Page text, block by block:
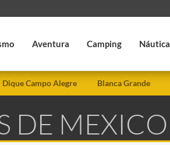
Aventura Camping Náutica
Dique Campo Alegre Blanca Grande
DE MEXICO